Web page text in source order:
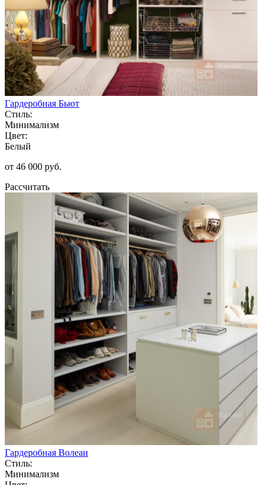
Гардеробная Бьют
Стиль:
Минимализм
Цвет:
Белый
от 46 000 руб.
Рассчитать
Гардеробная Волеаи
Стиль:
Минимализм